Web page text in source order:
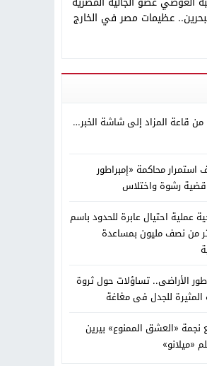
عظيمات مصر في الخارج
قاعة المزاد إلى شاشة الخبر…
محاكمة «إمبراطور
رشوة واختلاس
احتيال عابرة للحدود باسم
من نصف مليون بمساعدة
الأراضى.. تساؤلات حول ثروة
للجدل فى مغاغة
«العشق الممنوع» بيرين
«ميلانو»